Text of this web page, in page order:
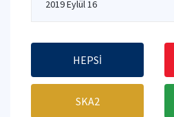
2019 Eylül 16
HEPSİ
SKA2